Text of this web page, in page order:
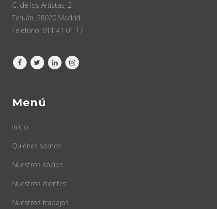
C. de los Artistas, 2
Tetuán, 28020 Madrid
Teléfono: 911 41 01 17
Menú
Inicio
Quiénes somos
Nuestros socios
Nuestros clientes
Nuestros trabajos